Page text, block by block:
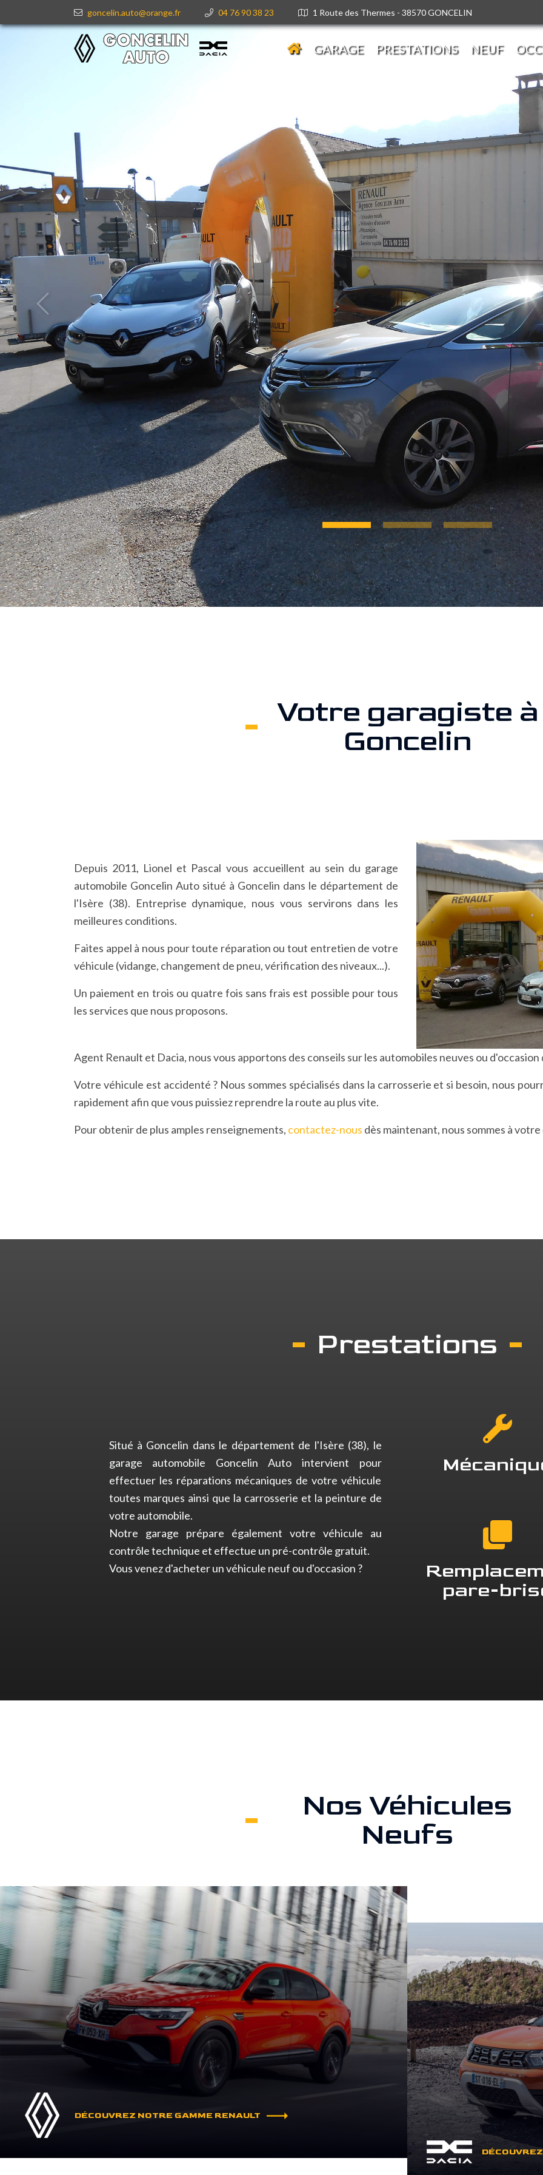
goncelin.auto@orange.fr 04 76 90 38 23 1 Route des Thermes - 38570 GONCELIN
GARAGE PRESTATIONS NEUF
Votre garagiste à
Goncelin
Depuis 2011, Lionel et Pascal vous accueillent au sein du garage
automobile Goncelin Auto situé à Goncelin dans le département de
l'Isère (38). Entreprise dynamique, nous vous servirons dans les
meilleures conditions.
Faites appel à nous pour toute réparation ou tout entretien de votre
véhicule (vidange, changement de pneu, vérification des niveaux...).
Un paiement en trois ou quatre fois sans frais est possible pour tous
les services que nous proposons.
Agent Renault et Dacia, nous vous apportons des conseils sur les automobiles neuves ou d'occasion
Votre véhicule est accidenté ? Nous sommes spécialisés dans la carrosserie et si besoin, nous
rapidement afin que vous puissiez reprendre la route au plus vite.
Pour obtenir de plus amples renseignements, contactez-nous dès maintenant, nous sommes à
Prestations
Situé à Goncelin dans le département de l'Isère (38), le
garage automobile Goncelin Auto intervient pour
effectuer les réparations mécaniques de votre véhicule
toutes marques ainsi que la carrosserie et la peinture de
votre automobile.
Notre garage prépare également votre véhicule au
contrôle technique et effectue un pré-contrôle gratuit.
Vous venez d'acheter un véhicule neuf ou d'occasion ?
pare-
Nos Véhicules
Neufs
DÉCOUVREZ NOTRE GAMME RENAULT